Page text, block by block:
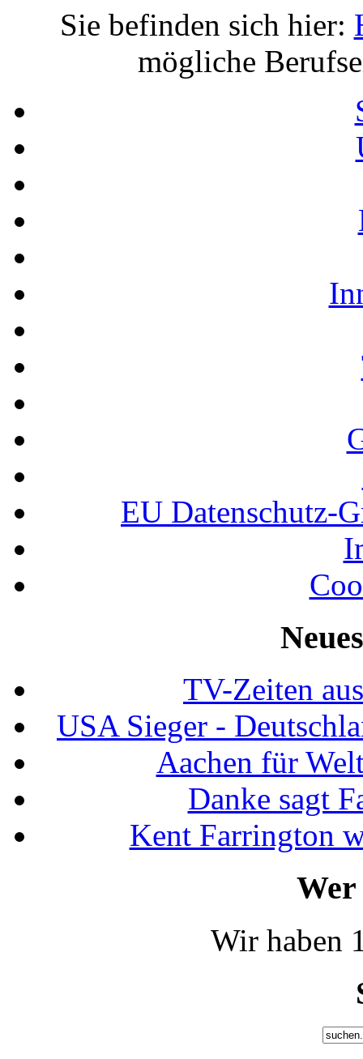
Sie befinden sich hier:
mögliche
EU Datenschutz-
TV-Zeiten
USA Sieger -
Aachen für
Danke sagt
Kent Farrington
Wir haben